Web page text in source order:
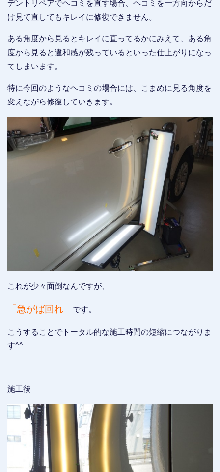
デントリペアでヘコミを直す場合、ヘコミを一方向からだ
け見て直してもキレイに修復できません。
ある角度から見るとキレイに直ってるかにみえて、ある角
度から見ると違和感が残っているといった仕上がりになっ
てしまいます。
特に今回のようなヘコミの場合には、こまめに見る角度を
変えながら修復していきます。
これが少々面倒なんですが、
「急がば回れ」 です。
こうすることでトータル的な施工時間の短縮につながりま
す^^
施工後